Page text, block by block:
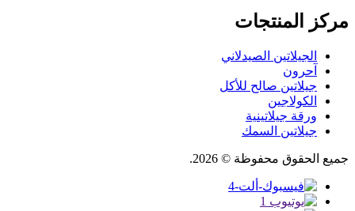
مركز المنتجات
الجيلاتين الصيدلاني
آحرون
جيلاتين صالح للأكل
الكولاجين
ورقة جيلاتينية
جيلاتين السمك
جميع الحقوق محفوظة © 2026.